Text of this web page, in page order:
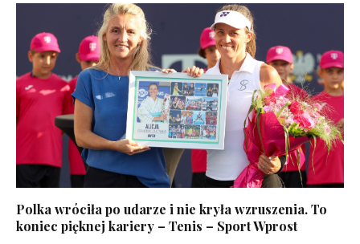
Polka wróciła po udarze i nie kryła wzruszenia. To
koniec pięknej kariery – Tenis – Sport Wprost